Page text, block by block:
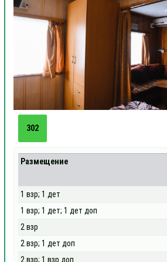
302
Размещение
1 взр; 1 дет
1 взр; 1 дет; 1 дет доп
2 взр
2 взр; 1 дет доп
2 взр; 1 взр доп